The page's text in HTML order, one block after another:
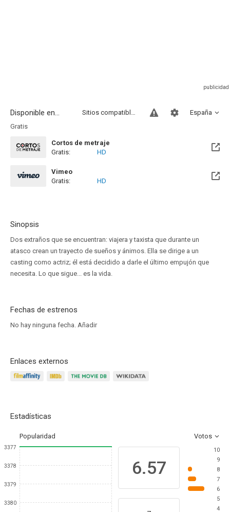
Disponible en... España
Sitios compatibles
Gratis
Cortos de metraje
Gratis:
HD
Vimeo
Gratis:
HD
Sinopsis
Dos extraños que se encuentran: viajera y taxista que durante un
atasco crean un trayecto de sueños y ánimos. Ella se dirige a un
casting como actriz; él está decidido a darle el último empujón que
necesita. Lo que sigue... es la vida.
Fechas de estrenos
No hay ninguna fecha. Añadir
Enlaces externos
Estadísticas
Popularidad Votos
3377
3378
3379
3380
6.57
10
9
8
7
6
5
4